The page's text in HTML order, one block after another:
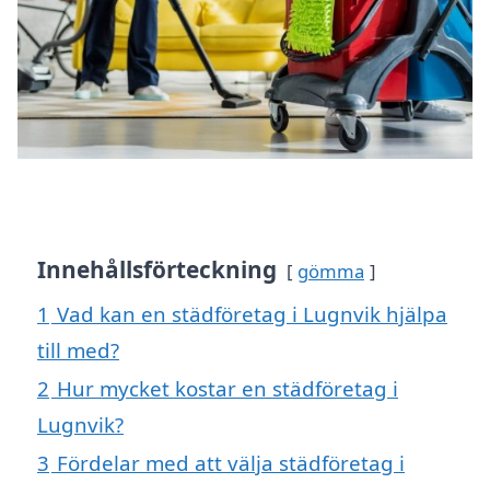
Innehållsförteckning gömma
1 Vad kan en städföretag i Lugnvik hjälpa
till med?
2 Hur mycket kostar en städföretag i
Lugnvik?
3 Fördelar med att välja städföretag i